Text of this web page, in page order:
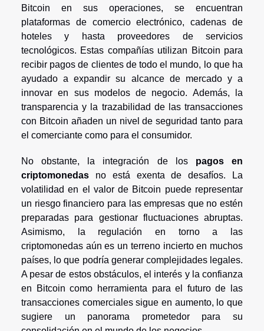
Bitcoin en sus operaciones, se encuentran
plataformas de comercio electrónico, cadenas de
hoteles y hasta proveedores de servicios
tecnológicos. Estas compañías utilizan Bitcoin para
recibir pagos de clientes de todo el mundo, lo que ha
ayudado a expandir su alcance de mercado y a
innovar en sus modelos de negocio. Además, la
transparencia y la trazabilidad de las transacciones
con Bitcoin añaden un nivel de seguridad tanto para
el comerciante como para el consumidor.
No obstante, la integración de los pagos en
criptomonedas no está exenta de desafíos. La
volatilidad en el valor de Bitcoin puede representar
un riesgo financiero para las empresas que no estén
preparadas para gestionar fluctuaciones abruptas.
Asimismo, la regulación en torno a las
criptomonedas aún es un terreno incierto en muchos
países, lo que podría generar complejidades legales.
A pesar de estos obstáculos, el interés y la confianza
en Bitcoin como herramienta para el futuro de las
transacciones comerciales sigue en aumento, lo que
sugiere un panorama prometedor para su